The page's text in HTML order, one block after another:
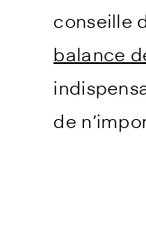
conseille
balance
de